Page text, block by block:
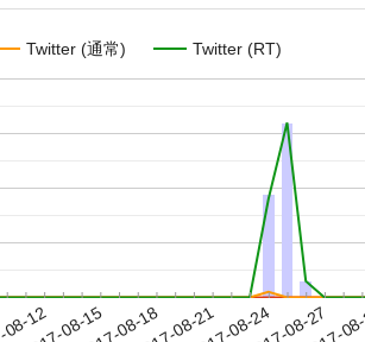
Twitter (通常) Twitter (RT)